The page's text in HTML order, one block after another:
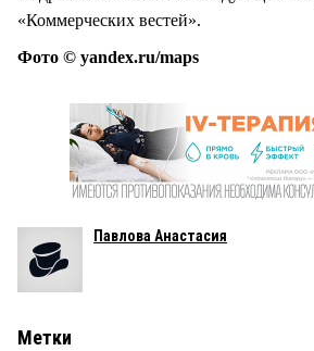
«Коммерческих вестей».
Фото © yandex.ru/maps
Павлова Анастасия
Метки